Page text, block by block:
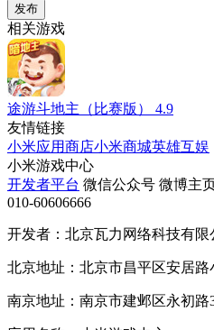
发布
相关游戏
途游斗地主（比赛版）
4.9
友情链接
小米应用商店小米商城英雄互娱
小米游戏中心
开发者平台 微信公众号 微博主
010-60606666
开发者：北京瓦力网络科技有限
北京地址：北京市昌平区安居路
南京地址：南京市建邺区永初路